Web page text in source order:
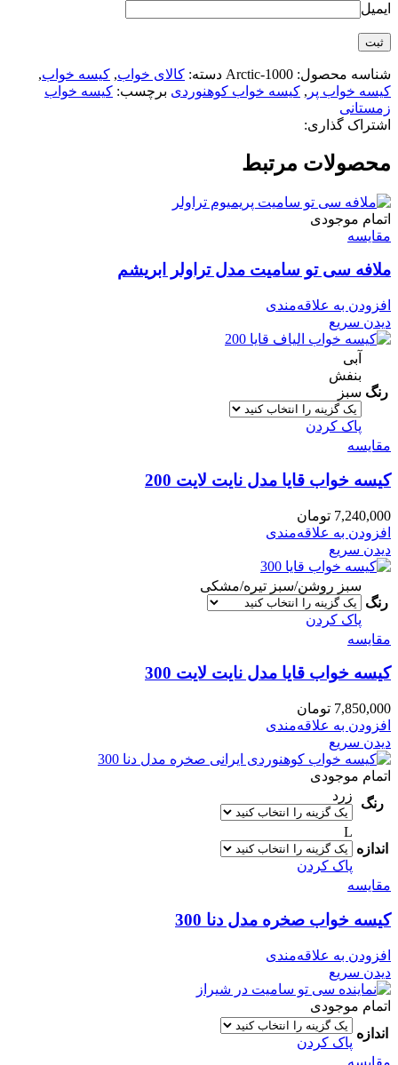
ایمیل
شناسه محصول: Arctic-1000 دسته: کالای خواب, کیسه خواب,
کیسه خواب پر , کیسه خواب کوهنوردی برچسب: کیسه خواب
زمستانی
اشتراک گذاری:
محصولات مرتبط
اتمام موجودی
مقایسه
ملافه سی تو سامیت مدل تراولر ابریشم
افزودن به علاقه‌مندی
دیدن سریع
رنگ
آبی
بنفش
سبز
پاک کردن
مقایسه
کیسه خواب قایا مدل نایت لایت 200
7,240,000 تومان
افزودن به علاقه‌مندی
دیدن سریع
رنگ
سبز روشن/سبز تیره/مشکی
پاک کردن
مقایسه
کیسه خواب قایا مدل نایت لایت 300
7,850,000 تومان
افزودن به علاقه‌مندی
دیدن سریع
اتمام موجودی
رنگ
زرد
اندازه
L
پاک کردن
مقایسه
کیسه خواب صخره مدل دنا 300
افزودن به علاقه‌مندی
دیدن سریع
اتمام موجودی
اندازه
پاک کردن
مقایسه